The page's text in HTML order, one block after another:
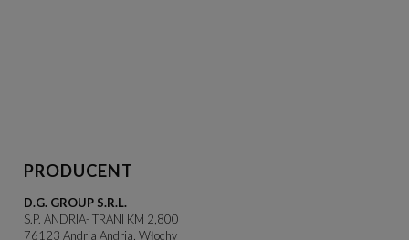
PRODUCENT
D.G. GROUP S.R.L.
S.P. ANDRIA- TRANI KM 2,800
76123 Andria Andria, Włochy